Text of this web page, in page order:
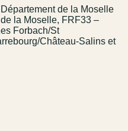
de la Moselle
la Moselle, FRF33 –
Forbach/St
Château-Salins et